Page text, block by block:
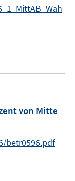
von Mitte
betr0596.pdf